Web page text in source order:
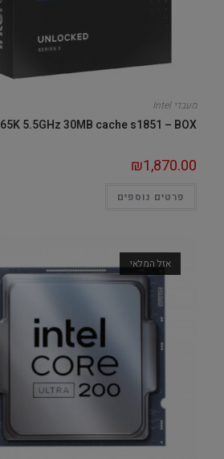
מעבדי Intel
5.5GHz 30MB cache s1851 – BOX
₪1,870.00
פרטים נוספים
אזל המלאי